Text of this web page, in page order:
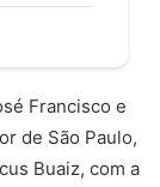
Francisco e
de São Paulo,
Buaiz, com a